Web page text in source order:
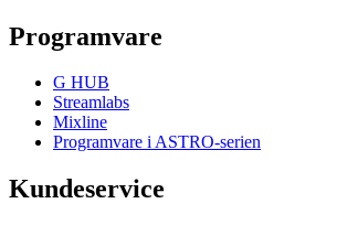
Programvare
G HUB
Streamlabs
Mixline
Programvare i ASTRO-serien
Kundeservice